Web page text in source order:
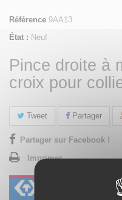
Référence 9AA13
État : Neuf
Pince droite à
croix pour
Tweet Partager
Partager sur Facebook !
Imprimer